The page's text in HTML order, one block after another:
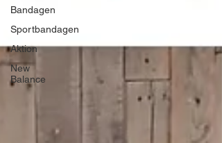
Bandagen
Sportbandagen
Aktion
New
Balance